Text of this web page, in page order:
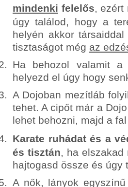
mindenki felelős, ezért
úgy találod, hogy a
helyén akkor
tisztaságot még az
Ha behozol valamit a
helyezd el úgy hogy
A Dojoban mezítláb
tehet. A cipőt már a
lehet behozni, majd a
Karate ruhádat és a
és tisztán, ha elszakad
hajtogasd össze és úgy
A nők, lányok